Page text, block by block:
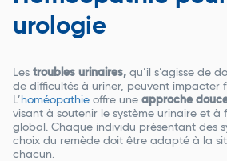
urologie
Les troubles urinaires, qu’il s’agisse de
de difficultés à uriner, peuvent impacter
L’ homéopathie offre une approche
visant à soutenir le système urinaire et à
global. Chaque individu présentant des
choix du remède doit être adapté à la
chacun.